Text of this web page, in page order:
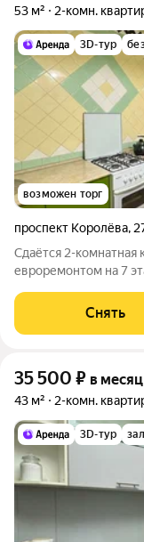
53 м² 2-комн.
3D-тур
возможен торг
проспект Королёва,
Сдаётся 2-комнатная
евроремонтом на 7
Стиральная машина Холодильник Кондиционер
Снять
35 500 ₽ в месяц
43 м² 2-комн.
3D-тур